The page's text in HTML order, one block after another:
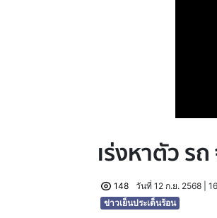
เร่งหาตัว ร
148
วันที่ 12 ก.ย. 2568 |
ข่าวเย็นประเด็นร้อน